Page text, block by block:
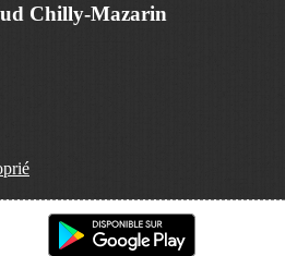
Chilly-Mazarin